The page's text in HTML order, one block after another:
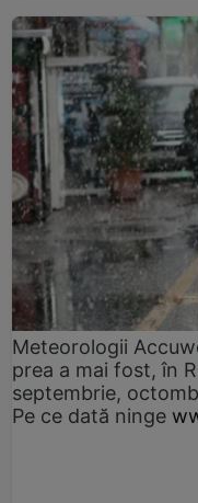
Meteorologii
prea a mai fost, în
septembrie,
Pe ce dată ninge